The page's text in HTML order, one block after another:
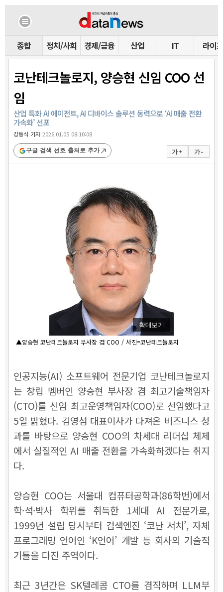
종합 정치/사회 경제/금융 산업 IT 라이프
코난테크놀로지, 양승현 신임 COO 선
임
산업 특화 AI 에이전트, AI 디바이스 솔루션 동력으로 ‘AI 매출 전환
가속화’ 선포
강동식 기자2026.01.05 08:10:08
가 + 가 -
구글 검색 선호 출처로 추가
확대보기
▲양승현 코난테크놀로지 부사장 겸 COO / 사진=코난테크놀로지
인공지능(AI) 소프트웨어 전문기업 코난테크놀로지
는 창립 멤버인 양승현 부사장 겸 최고기술책임자
(CTO)를 신임 최고운영책임자(COO)로 선임했다고
5일 밝혔다. 김영섬 대표이사가 다져온 비즈니스 성
과를 바탕으로 양승현 COO의 차세대 리더십 체제
에서 실질적인 AI 매출 전환을 가속화하겠다는 취지
다.
양승현 COO는 서울대 컴퓨터공학과(86학번)에서
학·석·박사 학위를 취득한 1세대 AI 전문가로,
1999년 설립 당시부터 검색엔진 ‘코난 서치’, 자체
프로그래밍 언어인 ‘K언어’ 개발 등 회사의 기술적
기틀을 다진 주역이다.
최근 3년간은 SK텔레콤 CTO를 겸직하며 LLM부